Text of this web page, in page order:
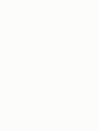
Weitere